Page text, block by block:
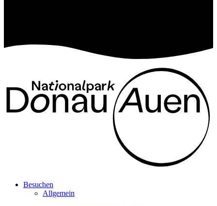
Besuchen
Allgemein